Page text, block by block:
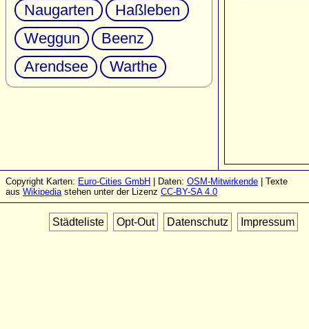
Naugarten
Haßleben
Weggun
Beenz
Arendsee
Warthe
Copyright Karten: Euro-Cities GmbH | Daten: OSM-Mitwirkende | Texte
aus Wikipediastehen unter der Lizenz CC-BY-SA 4.0
Städteliste Opt-Out Datenschutz Impressum